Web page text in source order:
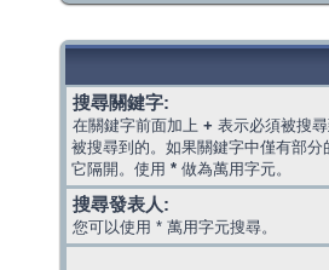
搜尋關鍵字:
在關鍵字前面加上 + 表示必須被搜
被搜尋到的。如果關鍵字中僅有部
它隔開。使用 * 做為萬用字元。
搜尋發表人:
您可以使用 * 萬用字元搜尋。